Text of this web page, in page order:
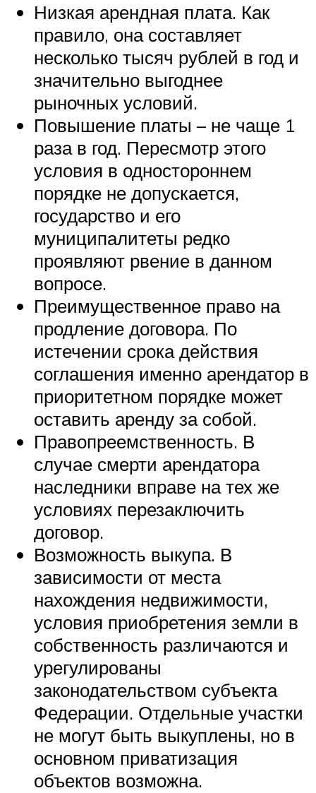
Низкая арендная плата. Как
правило, она составляет
несколько тысяч рублей в год и
значительно выгоднее
рыночных условий.
Повышение платы – не чаще 1
раза в год. Пересмотр этого
условия в одностороннем
порядке не допускается,
государство и его
муниципалитеты редко
проявляют рвение в данном
вопросе.
Преимущественное право на
продление договора. По
истечении срока действия
соглашения именно арендатор в
приоритетном порядке может
оставить аренду за собой.
Правопреемственность. В
случае смерти арендатора
наследники вправе на тех же
условиях перезаключить
договор.
Возможность выкупа. В
зависимости от места
нахождения недвижимости,
условия приобретения земли в
собственность различаются и
урегулированы
законодательством субъекта
Федерации. Отдельные участки
не могут быть выкуплены, но в
основном приватизация
объектов возможна.